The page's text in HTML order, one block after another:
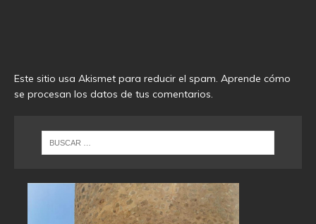
Este sitio usa Akismet para reducir el spam. Aprende cómo
se procesan los datos de tus comentarios.